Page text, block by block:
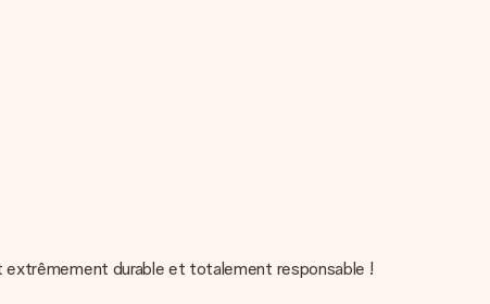
extrêmement durable et totalement responsable !